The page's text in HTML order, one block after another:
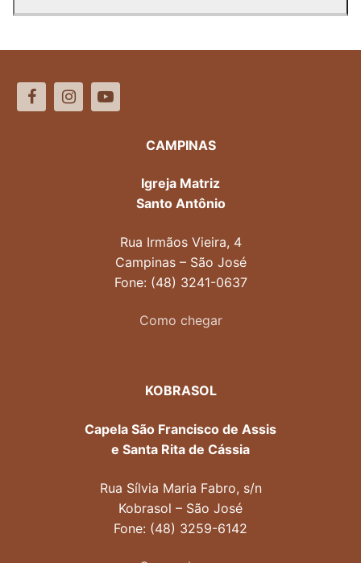
CAMPINAS
Igreja Matriz
Santo Antônio
Rua Irmãos Vieira, 4
Campinas – São José
Fone: (48) 3241-0637
Como chegar
KOBRASOL
Capela São Francisco de Assis
e Santa Rita de Cássia
Rua Sílvia Maria Fabro, s/n
Kobrasol – São José
Fone: (48) 3259-6142